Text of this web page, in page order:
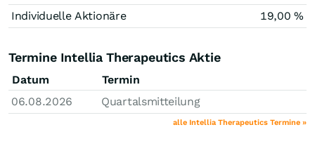
Individuelle Aktionäre
19,00 %
Termine Intellia Therapeutics Aktie
Datum
Termin
06.08.2026
Quartalsmitteilung
alle Intellia Therapeutics Termine »